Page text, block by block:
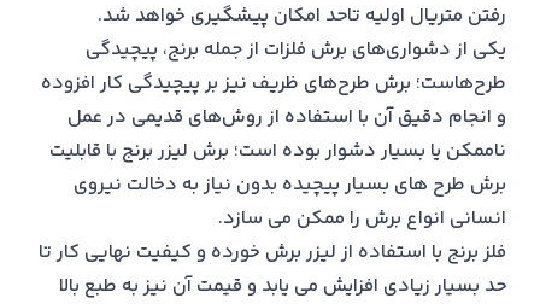
رفتن متریال اولیه تاحد امکان پیشگیری خواهد شد.
یکی از دشواری‌های برش فلزات از جمله برنج، پیچیدگی
طرح‌هاست؛ برش طرح‌های ظریف نیز بر پیچیدگی کار افزوده
و انجام دقیق آن با استفاده از روش‌های قدیمی در عمل
ناممکن یا بسیار دشوار بوده است؛ برش لیزر برنج با قابلیت
برش طرح های بسیار پیچیده بدون نیاز به دخالت نیروی
انسانی انواع برش را ممکن می سازد.
فلز برنج با استفاده از لیزر برش خورده و کیفیت نهایی کار تا
حد بسیار زیادی افزایش می یابد و قیمت آن نیز به طبع بالا